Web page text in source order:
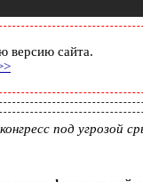
версию сайта.
под угрозой